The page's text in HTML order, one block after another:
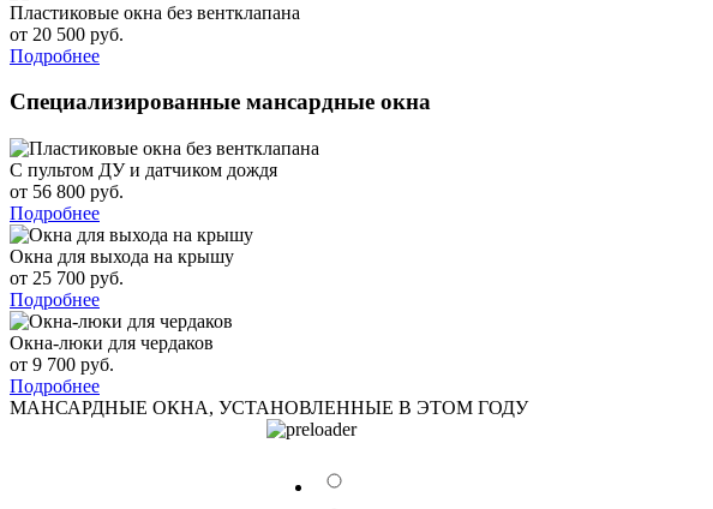
Пластиковые окна без вентклапана
от 20 500 руб.
Подробнее
Специализированные мансардные окна
С пультом ДУ и датчиком дождя
от 56 800 руб.
Подробнее
Окна для выхода на крышу
от 25 700 руб.
Подробнее
Окна-люки для чердаков
от 9 700 руб.
Подробнее
МАНСАРДНЫЕ ОКНА, УСТАНОВЛЕННЫЕ В ЭТОМ ГОДУ